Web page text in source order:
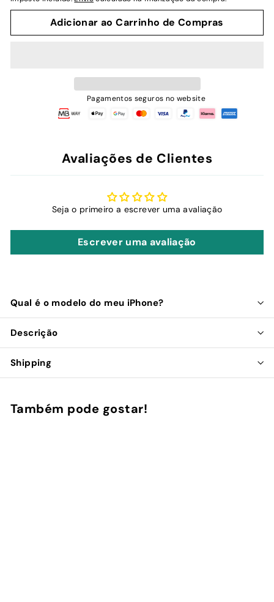
Adicionar ao Carrinho de Compras
Pagamentos seguros no website
Avaliações de Clientes
Seja o primeiro a escrever uma avaliação
Escrever uma avaliação
Qual é o modelo do meu iPhone?
Descrição
Shipping
Também pode gostar!